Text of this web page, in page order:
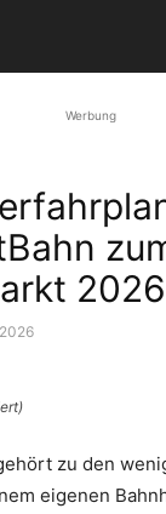
Werbung
zu den
eigenen